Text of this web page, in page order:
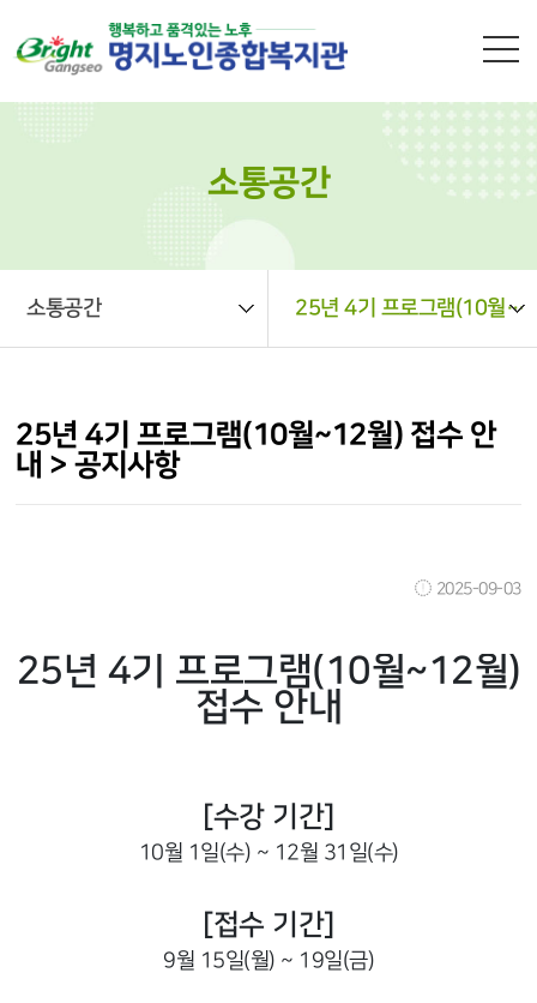
소통공간
소통공간 25년 4기 프로그램(10월~12월) 접수 안내 > 공지사항
25년 4기 프로그램(10월~12월) 접수 안
내 > 공지사항
2025-09-03
25년 4기 프로그램(10월~12월)
접수 안내
[수강 기간]
10월 1일(수) ~ 12월 31일(수)
[접수 기간]
9월 15일(월) ~ 19일(금)